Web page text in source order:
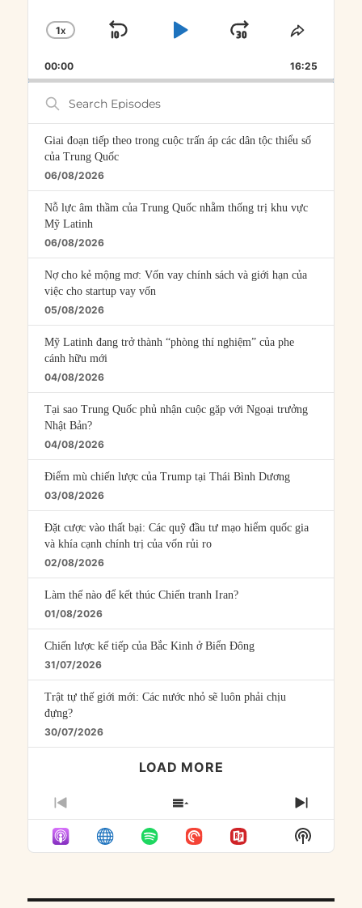
CHANGE
RATE
1X
SKIP
PLAYJUMP
FORWARD
SHARE
00:00 16:25
Search
Episodes
Giai đoạn tiếp theo trong cuộc trấn áp các dân tộc thiểu số
của Trung Quốc
06/08/2026
Nỗ lực âm thầm của Trung Quốc nhằm thống trị khu vực
Mỹ Latinh
06/08/2026
Nợ cho kẻ mộng mơ: Vốn vay chính sách và giới hạn của
việc cho startup vay vốn
05/08/2026
Mỹ Latinh đang trở thành “phòng thí nghiệm” của phe
cánh hữu mới
04/08/2026
Tại sao Trung Quốc phủ nhận cuộc gặp với Ngoại trưởng
Nhật Bản?
04/08/2026
Điểm mù chiến lược của Trump tại Thái Bình Dương
03/08/2026
Đặt cược vào thất bại: Các quỹ đầu tư mạo hiểm quốc gia
và khía cạnh chính trị của vốn rủi ro
02/08/2026
Làm thế nào để kết thúc Chiến tranh Iran?
01/08/2026
Chiến lược kế tiếp của Bắc Kinh ở Biển Đông
31/07/2026
Trật tự thế giới mới: Các nước nhỏ sẽ luôn phải chịu
đựng?
30/07/2026
LOAD MORE
PREVIOUS
EPISODE
SHOW
EPISODES
LIST
NEXT
Show
Podcast